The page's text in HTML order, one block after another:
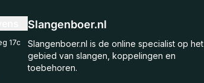
Slangenboer.nl
Slangenboer.nl is de online specialist op het
gebied van slangen, koppelingen en
toebehoren.
17c